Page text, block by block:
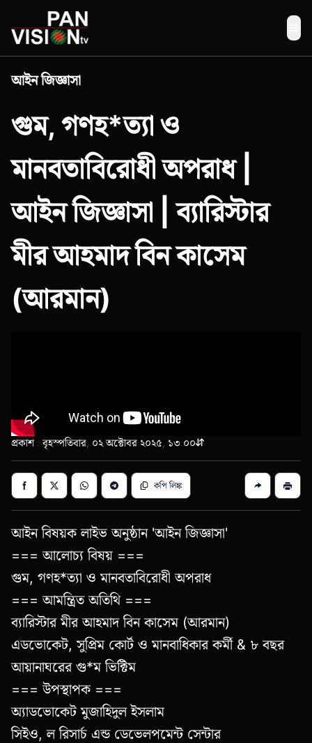
আইন জিজ্ঞাসা
গুম, গণহ*ত্যা ও
মানবতাবিরোধী অপরাধ |
আইন জিজ্ঞাসা | ব্যারিস্টার
মীর আহমাদ বিন কাসেম
(আরমান)
প্রকাশ : বৃহস্পতিবার, ০২ অক্টোবর ২০২৫, ১৩:০০
কপি লিঙ্ক
আইন বিষয়ক লাইভ অনুষ্ঠান 'আইন জিজ্ঞাসা'
=== আলোচ্য বিষয় ===
গুম, গণহ*ত্যা ও মানবতাবিরোধী অপরাধ
=== আমন্ত্রিত অতিথি ===
ব্যারিস্টার মীর আহমাদ বিন কাসেম (আরমান)
এডভোকেট, সুপ্রিম কোর্ট ও মানবাধিকার কর্মী & ৮ বছর
আয়ানাঘরের গু*ম ভিক্টিম
=== উপস্থাপক ===
অ্যাডভোকেট মুজাহিদুল ইসলাম
সিইও, ল রিসার্চ এন্ড ডেভেলপমেন্ট সেন্টার